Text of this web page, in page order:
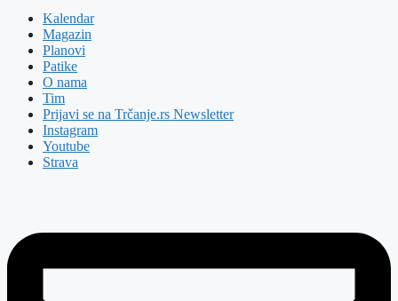
Kalendar
Magazin
Planovi
Patike
O nama
Tim
Prijavi se na Trčanje.rs Newsletter
Instagram
Youtube
Strava